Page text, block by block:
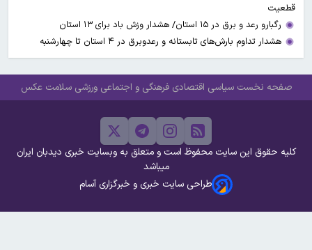
قطعیت
رگبارو رعد و برق در ۱۵ استان/ هشدار وزش باد برای ۱۳ استان‌
هشدار تداوم بارش‌های تابستانه و رعدوبرق در ۴ استان تا چهارشنبه
صفحه نخست سیاسی اقتصادی فرهنگی و اجتماعی ورزشی سلامت عکس
کلیه حقوق این سایت محفوظ است و متعلق به وبسایت خبری دیدبان ایران
میباشد
طراحی سایت خبری و خبرگزاری آسام